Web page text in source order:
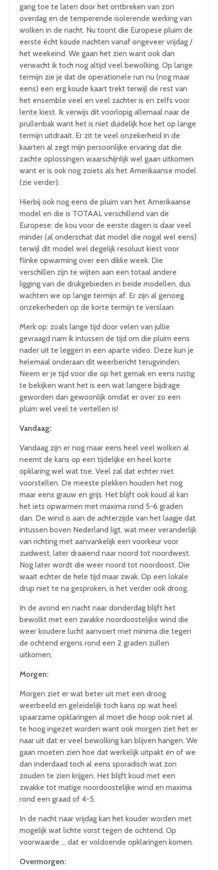
gang toe te laten door het ontbreken van zon
overdag en de temperende isolerende werking van
wolken in de nacht. Nu toont die Europese pluim de
eerste écht koude nachten vanaf ongeveer vrijdag /
het weekeind. We gaan het zien want ook dan
verwacht ik toch nog altijd veel bewolking. Op lange
termijn zie je dat de operationele run nu (nog maar
eens) een erg koude kaart trekt terwijl de rest van
het ensemble veel en veel zachter is en zelfs voor
lente kiest. Ik verwijs dit voorlopig allemaal naar de
prullenbak want het is niet duidelijk hoe het op lange
termijn uitdraait. Er zit te veel onzekerheid in de
kaarten al zegt mijn persoonlijke ervaring dat die
zachte oplossingen waarschijnlijk wel gaan uitkomen
want er is ook nog zoiets als het Amerikaanse model
(zie verder):
Hierbij ook nog eens de pluim van het Amerikaanse
model en die is TOTAAL verschillend van de
Europese: de kou voor de eerste dagen is daar veel
minder (al onderschat dat model die nogal wel eens)
terwijl dit model wel degelijk resoluut kiest voor
flinke opwarming over een dikke week. Die
verschillen zijn te wijten aan een totaal andere
ligging van de drukgebieden in beide modellen, dus
wachten we op lange termijn af. Er zijn al genoeg
onzekerheden op de korte termijn te verslaan
Merk op: zoals lange tijd door velen van jullie
gevraagd nam ik intussen de tijd om die pluim eens
nader uit te leggen in een aparte video. Deze kun je
helemaal onderaan dit weerbericht terugvinden.
Neem er je tijd voor die op het gemak en eens rustig
te bekijken want het is een wat langere bijdrage
geworden dan gewoonlijk omdat er over zo een
pluim wel veel te vertellen is!
Vandaag:
Vandaag zijn er nog maar eens heel veel wolken al
neemt de kans op een tijdelijke en heel korte
opklaring wel wat toe. Veel zal dat echter niet
voorstellen. De meeste plekken houden het nog
maar eens grauw en grijs. Het blijft ook koud al kan
het iets opwarmen met maxima rond 5-6 graden
dan. De wind is aan de achterzijde van het laagje dat
intussen boven Nederland ligt, wat meer veranderlijk
van richting met aanvankelijk een voorkeur voor
zuidwest, later draaiend naar noord tot noordwest.
Nog later wordt die weer noord tot noordoost. Die
waait echter de hele tijd maar zwak. Op een lokale
drup niet te na gesproken, is het verder ook droog.
In de avond en nacht naar donderdag blijft het
bewolkt met een zwakke noordoostelijke wind die
weer koudere lucht aanvoert met minima die tegen
de ochtend ergens rond een 2 graden zullen
uitkomen.
Morgen:
Morgen ziet er wat beter uit met een droog
weerbeeld en geleidelijk toch kans op wat heel
spaarzame opklaringen al moet die hoop ook niet al
te hoog ingezet worden want ook morgen ziet het er
naar uit dat er veel bewolking kan blijven hangen. We
gaan moeten zien hoe dat werkelijk uitpakt en of we
dan inderdaad toch al eens sporadisch wat zon
zouden te zien krijgen. Het blijft koud met een
zwakke tot matige noordoostelijke wind en maxima
rond een graad of 4-5.
In de nacht naar vrijdag kan het kouder worden met
mogelijk wat lichte vorst tegen de ochtend. Op
voorwaarde … dat er voldoende opklaringen komen.
Overmorgen: